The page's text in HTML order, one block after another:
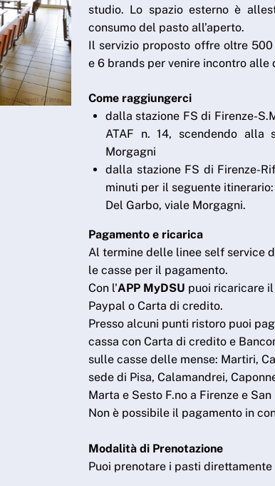
studio. Lo spazio esterno è
consumo del pasto all’aperto.
Il servizio proposto offre oltre
e 6 brands per venire incontro alle
Come raggiungerci
dalla stazione FS di Firenze-
ATAF n. 14, scendendo alla
Morgagni
dalla stazione FS di Firenze-
minuti per il seguente
Del Garbo, viale Morgagni.
Pagamento e ricarica
Al termine delle linee self service
le casse per il pagamento.
Con l'APP MyDSU puoi ricaricare
Paypal o Carta di credito.
Presso alcuni punti ristoro puoi
cassa con Carta di credito e
sulle casse delle mense: Martiri,
sede di Pisa, Calamandrei,
Marta e Sesto F.no a Firenze e
Non è possibile il pagamento in
Modalità di Prenotazione
Puoi prenotare i pasti